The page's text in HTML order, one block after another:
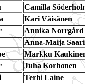
Camilla
Kari Väisänen
Annika Norrgård
Anna-Maija
Markku
Juha Korhonen
Terhi Laine